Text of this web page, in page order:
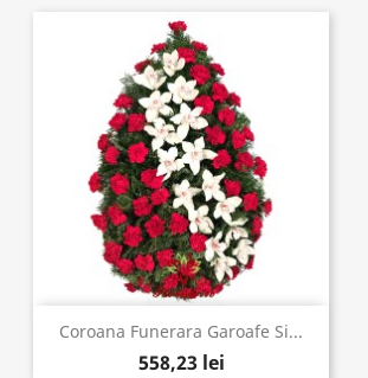
Coroana Funerara Garoafe Si...
558,23 lei